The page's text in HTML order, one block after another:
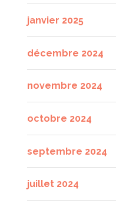
janvier 2025
décembre 2024
novembre 2024
octobre 2024
septembre 2024
juillet 2024